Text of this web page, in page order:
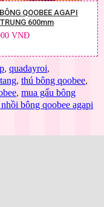
QOOBEE AGAPI
600mm
VNĐ
, quadayroi,
, thú bông qoobee,
, mua gấu bông
bông qoobee agapi